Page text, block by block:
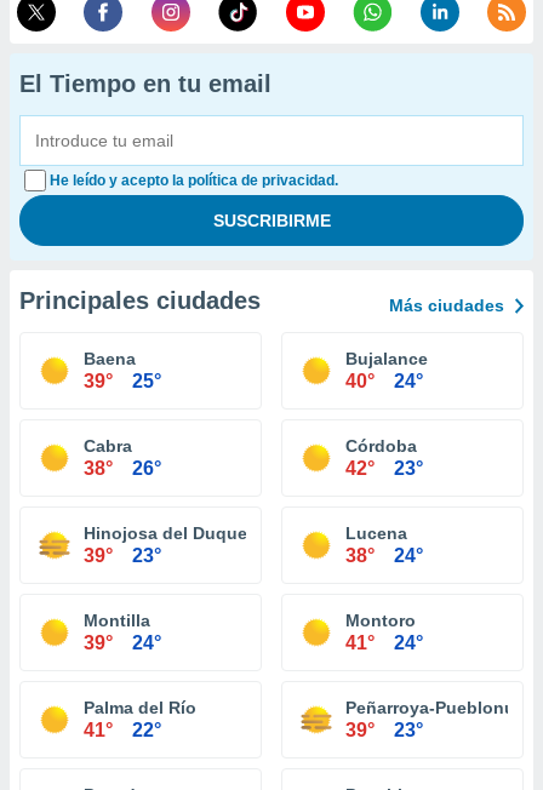
El Tiempo en tu email
He leído y acepto la política de privacidad.
Principales ciudades Más ciudades
Baena
39° 25°
Bujalance
40° 24°
Cabra
38° 26°
Córdoba
42° 23°
Hinojosa del Duque
39° 23°
Lucena
38° 24°
Montilla
39° 24°
Montoro
41° 24°
Palma del Río
41° 22°
Peñarroya-
39° 23°